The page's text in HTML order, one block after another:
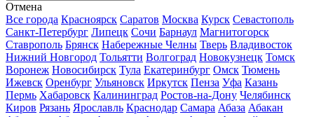
Отмена
Все города Красноярск Саратов Москва Курск Севастополь
Санкт-Петербург Липецк Сочи Барнаул Магнитогорск
Ставрополь Брянск Набережные Челны Тверь Владивосток
Нижний Новгород Тольятти Волгоград Новокузнецк Томск
Воронеж Новосибирск Тула Екатеринбург Омск Тюмень
Ижевск Оренбург Ульяновск Иркутск Пенза Уфа Казань
Пермь Хабаровск Калининград Ростов-на-Дону Челябинск
Киров Рязань Ярославль Краснодар Самара Абаза Абакан